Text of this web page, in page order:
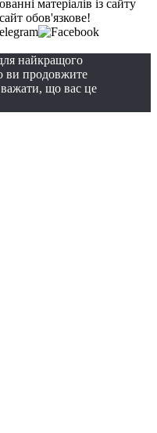
матеріалів із сайту
обов'язкове!
найкращого
ви продовжите
що вас це